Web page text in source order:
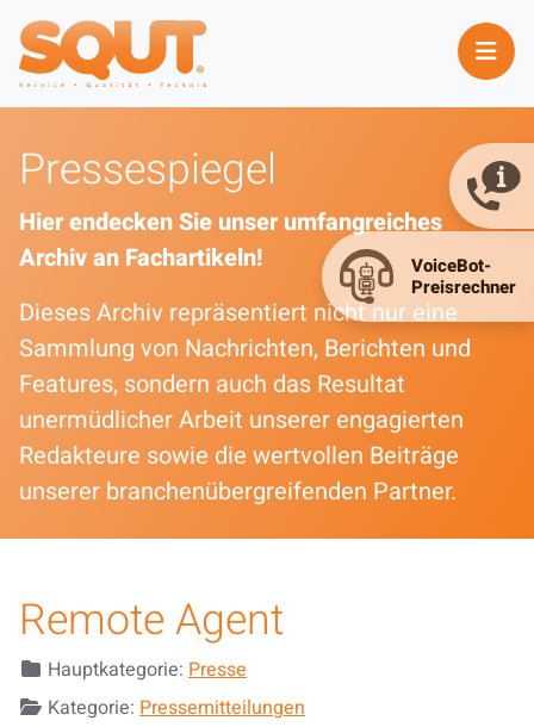
Pressespiegel
Hier endecken Sie unser umfangreiches
Archiv an Fachartikeln!
Dieses Archiv repräsentiert nicht nur eine
Sammlung von Nachrichten, Berichten und
Features, sondern auch das Resultat
unermüdlicher Arbeit unserer engagierten
Redakteure sowie die wertvollen Beiträge
unserer branchenübergreifenden Partner.
Remote Agent
DetailsHauptkategorie: Presse
Kategorie: Pressemitteilungen